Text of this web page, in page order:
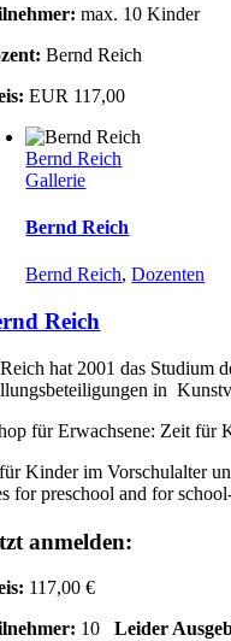
max. 10 Kinder
Bernd Reich
EUR 117,00
Bernd Reich
Gallerie
Bernd Reich
Bernd Reich,Dozenten
Reich
hat 2001 das Studium
in
für Erwachsene: Zeit für
Kinder im Vorschulalter
for preschool and for
anmelden:
117,00 €
10Leider